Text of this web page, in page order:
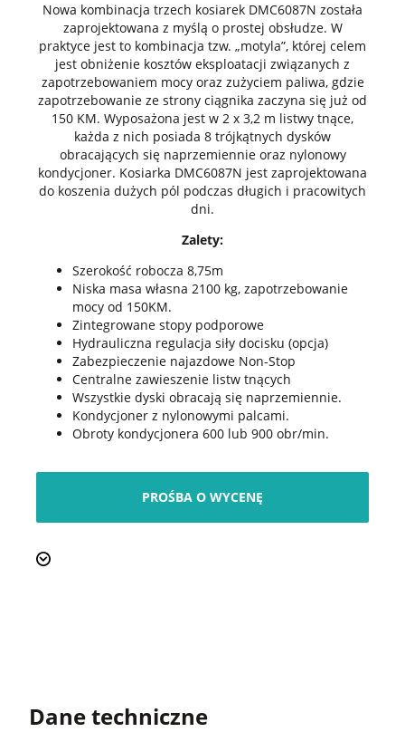
Nowa kombinacja trzech kosiarek DMC6087N została
zaprojektowana z myślą o prostej obsłudze. W
praktyce jest to kombinacja tzw. „motyla”, której celem
jest obniżenie kosztów eksploatacji związanych z
zapotrzebowaniem mocy oraz zużyciem paliwa, gdzie
zapotrzebowanie ze strony ciągnika zaczyna się już od
150 KM. Wyposażona jest w 2 x 3,2 m listwy tnące,
każda z nich posiada 8 trójkątnych dysków
obracających się naprzemiennie oraz nylonowy
kondycjoner. Kosiarka DMC6087N jest zaprojektowana
do koszenia dużych pól podczas długich i pracowitych
dni.
Zalety:
Szerokość robocza 8,75m
Niska masa własna 2100 kg, zapotrzebowanie
mocy od 150KM.
Zintegrowane stopy podporowe
Hydrauliczna regulacja siły docisku (opcja)
Zabezpieczenie najazdowe Non-Stop
Centralne zawieszenie listw tnących
Wszystkie dyski obracają się naprzemiennie.
Kondycjoner z nylonowymi palcami.
Obroty kondycjonera 600 lub 900 obr/min.
PROŚBA O WYCENĘ
Dane techniczne